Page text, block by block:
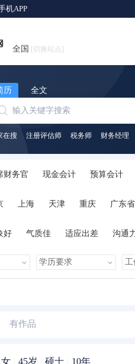
机APP
全国 [切换站点]
历 全文
在搜 注册评估师 税务师 财务经理
财务官 现金会计 预算会计
审计经理/主管 审计专员/助理
上海 天津 重庆 广东省
港 澳门 国外
好 气质佳 适应出差 沟通
有作品
女 45岁 硕士 10年